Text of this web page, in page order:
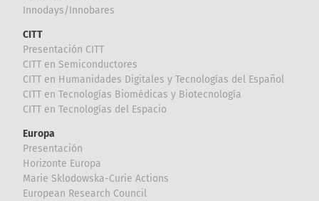
Innodays/Innobares
CITT
Presentación CITT
CITT en Semiconductores
CITT en Humanidades Digitales y Tecnologías del Español
CITT en Tecnologías Biomédicas y Biotecnología
CITT en Tecnologías del Espacio
Europa
Presentación
Horizonte Europa
Marie Sklodowska-Curie Actions
European Research Council